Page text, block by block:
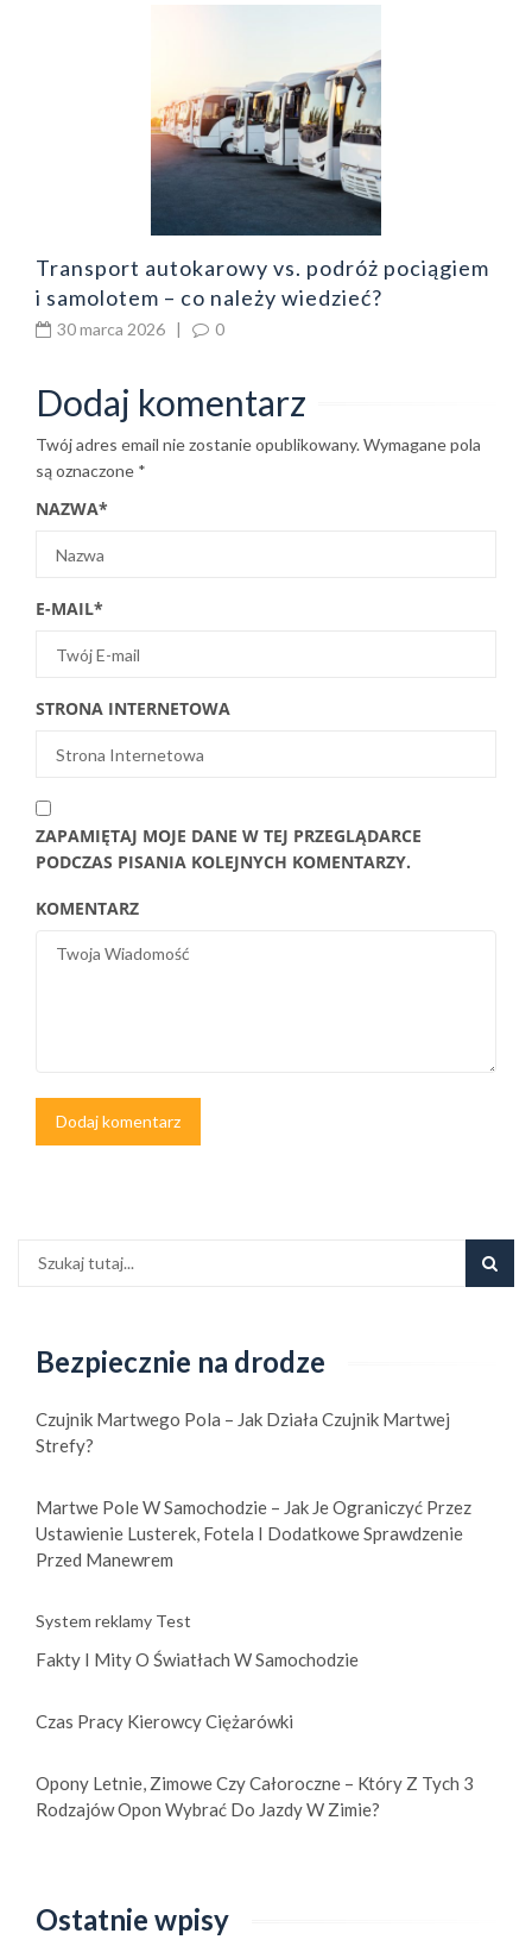
Transport autokarowy vs. podróż pociągiem
i samolotem – co należy wiedzieć?
30 marca 2026 | 0
Dodaj komentarz
Twój adres email nie zostanie opublikowany.Wymagane pola
są oznaczone *
NAZWA*
E-MAIL*
STRONA INTERNETOWA
ZAPAMIĘTAJ MOJE DANE W TEJ PRZEGLĄDARCE
PODCZAS PISANIA KOLEJNYCH KOMENTARZY.
KOMENTARZ
Bezpiecznie na drodze
Czujnik Martwego Pola – Jak Działa Czujnik Martwej
Strefy?
Martwe Pole W Samochodzie – Jak Je Ograniczyć Przez
Ustawienie Lusterek, Fotela I Dodatkowe Sprawdzenie
Przed Manewrem
System reklamy Test
Fakty I Mity O Światłach W Samochodzie
Czas Pracy Kierowcy Ciężarówki
Opony Letnie, Zimowe Czy Całoroczne – Który Z Tych 3
Rodzajów Opon Wybrać Do Jazdy W Zimie?
Ostatnie wpisy